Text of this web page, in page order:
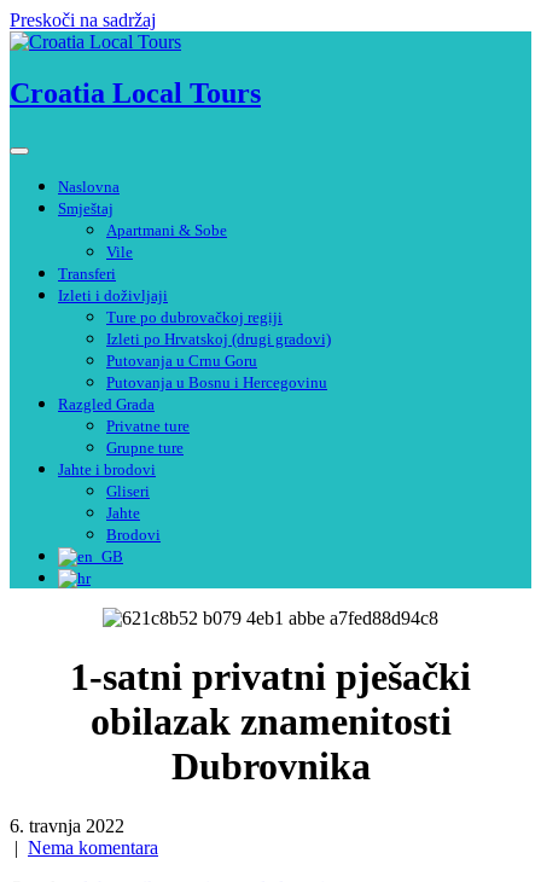
Preskoči na sadržaj
Croatia Local Tours
Naslovna
Smještaj
Apartmani & Sobe
Vile
Transferi
Izleti i doživljaji
Ture po dubrovačkoj regiji
Izleti po Hrvatskoj (drugi gradovi)
Putovanja u Crnu Goru
Putovanja u Bosnu i Hercegovinu
Razgled Grada
Privatne ture
Grupne ture
Jahte i brodovi
Gliseri
Jahte
Brodovi
1-satni privatni pješački
obilazak znamenitosti
Dubrovnika
6. travnja 2022
| Nema komentara